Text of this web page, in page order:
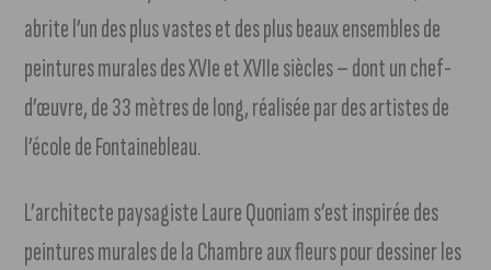
abrite l’un des plus vastes et des plus beaux ensembles de
peintures murales des XVIe et XVIIe siècles – dont un chef-
d’œuvre, de 33 mètres de long, réalisée par des artistes de
l’école de Fontainebleau.
L’architecte paysagiste Laure Quoniam s’est inspirée des
peintures murales de la Chambre aux fleurs pour dessiner les